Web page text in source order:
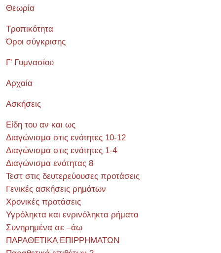
Θεωρία
Τροπικότητα
Όροι σύγκρισης
Γ' Γυμνασίου
Αρχαία
Ασκήσεις
Είδη του αν και ως
Διαγώνισμα στις ενότητες 10-12
Διαγώνισμα στις ενότητες 1-4
Διαγώνισμα ενότητας 8
Τεστ στις δευτερεύουσες προτάσεις
Γενικές ασκήσεις ρημάτων
Χρονικές προτάσεις
Υγρόληκτα και ενρινόληκτα ρήματα
Συνηρημένα σε –άω
ΠΑΡΑΘΕΤΙΚΑ ΕΠΙΡΡΗΜΑΤΩΝ